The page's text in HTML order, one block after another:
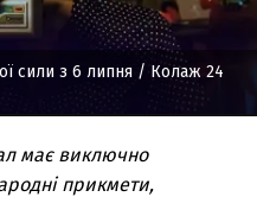
сили з 6 липня / Колаж 24
має виключно
прикмети,